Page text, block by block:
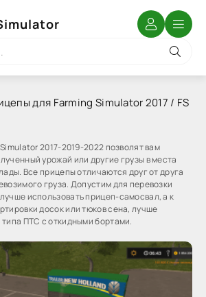
для Farming Simulator 2017 / FS
2017-2019-2022 позволят вам
урожай или другие грузы в места
Все прицепы отличаются друг от друга
груза. Допустим для перевозки
использовать прицеп-самосвал, а к
досок или тюков сена, лучше
ПТС с откидными бортами.